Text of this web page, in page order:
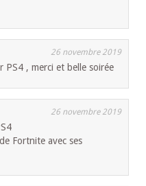
26 novembre 2019
PS4 , merci et belle soirée
26 novembre 2019
Fortnite avec ses